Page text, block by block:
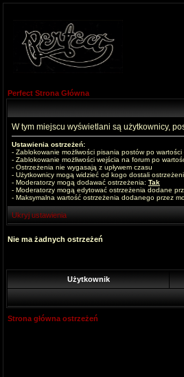
Perfect Strona Główna
W tym miejscu wyświetlani są użytkownicy,
Ustawienia ostrzeżeń:
- Zablokowanie możliwości pisania postów po wartości
- Zablokowanie możliwości wejścia na forum po
- Ostrzeżenia nie wygasają z upływem czasu
- Użytkownicy mogą widzieć od kogo dostali
- Moderatorzy mogą dodawać ostrzeżenia: Tak
- Moderatorzy mogą edytować ostrzeżenia dodane
- Maksymalna wartość ostrzeżenia dodanego przez
Ukryj ustawienia
Nie ma żadnych ostrzeżeń
Użytkownik
Strona główna ostrzeżeń